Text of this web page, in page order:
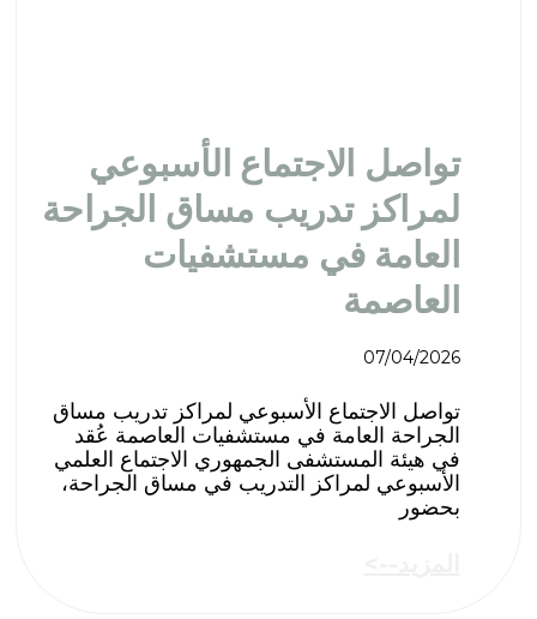
تواصل الاجتماع الأسبوعي
لمراكز تدريب مساق الجراحة
العامة في مستشفيات
العاصمة
07/04/2026
تواصل الاجتماع الأسبوعي لمراكز تدريب مساق
الجراحة العامة في مستشفيات العاصمة ​عُقد
في هيئة المستشفى الجمهوري الاجتماع العلمي
الأسبوعي لمراكز التدريب في مساق الجراحة،
بحضور